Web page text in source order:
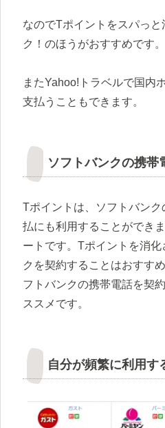
なのでTポイントをスパっ
ク！のほうがおすすめです。
またYahoo!トラベルで国内
支払うこともできます。
ソフトバンクの携帯
Tポイントは、ソフトバン
払にも利用することができ
ートです。Tポイントを消
クを契約することはおすす
フトバンクの携帯電話を契
ススメです。
自分が頻繁に利用す